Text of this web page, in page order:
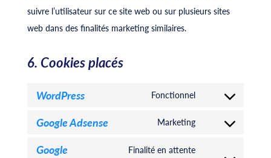
suivre l’utilisateur sur ce site web ou sur plusieurs sites
web dans des finalités marketing similaires.
6. Cookies placés
WordPress Fonctionnel
Consent
Google Adsense Marketing
Consent
Google
Finalité en attente